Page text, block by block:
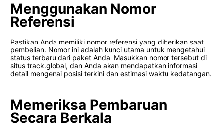
Menggunakan Nomor
Referensi
Pastikan Anda memiliki nomor referensi yang diberikan saat
pembelian. Nomor ini adalah kunci utama untuk mengetahui
status terbaru dari paket Anda. Masukkan nomor tersebut di
situs track.global, dan Anda akan mendapatkan informasi
detail mengenai posisi terkini dan estimasi waktu kedatangan.
Memeriksa Pembaruan
Secara Berkala